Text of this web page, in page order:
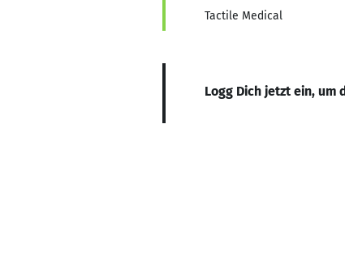
Tactile Medical
Logg Dich jetzt ein, um